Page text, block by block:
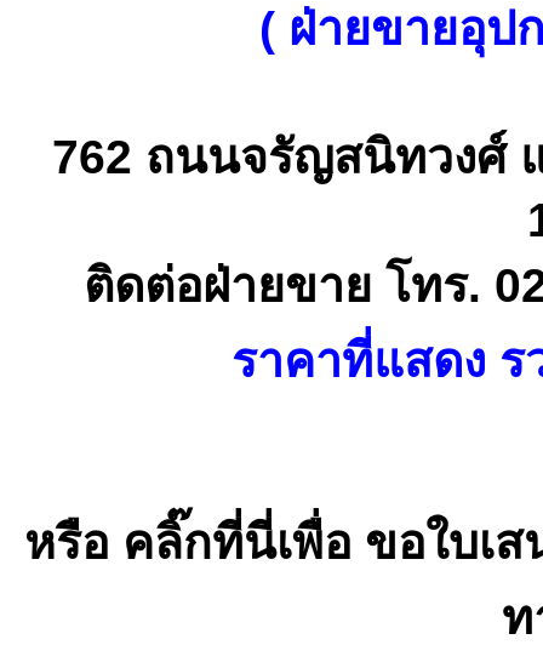
( ฝ่ายขายอุป
762 ถนนจรัญสนิทวงศ์
ติดต่อฝ่ายขาย โทร.
ราคาที่แสดง
หรือ คลิ๊กที่นี่เพื่อ ขอใบเ
ท